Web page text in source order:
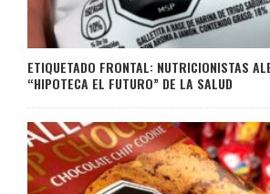
ETIQUETADO FRONTAL: NUTRICIONISTAS
“HIPOTECA EL FUTURO” DE LA SALUD